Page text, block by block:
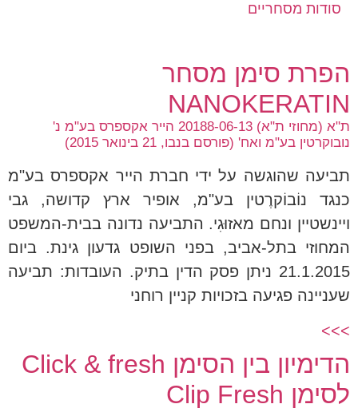
סודות מסחריים
הפרת סימן מסחר
NANOKERATIN
ת"א (מחוזי ת"א) 20188-06-13 הייר אקספרס בע"מ נ'
נובוקרטין בע"מ ואח' (פורסם בנבו, 21 בינואר 2015)
תביעה שהוגשה על ידי חברת הייר אקספרס בע"מ
כנגד נוֹבוֹקרֶטין בע"מ, אופיר ארץ קדושה, גבי
ויינשטיין ונחם מאזוּגִי. התביעה נדונה בבית-המשפט
המחוזי בתל-אביב, בפני השופט גדעון גינת. ביום
21.1.2015 ניתן פסק הדין בתיק. העובדות: תביעה
שעניינה פגיעה בזכויות קניין רוחני
>>>
הדימיון בין הסימן Click & fresh
לסימן Clip Fresh